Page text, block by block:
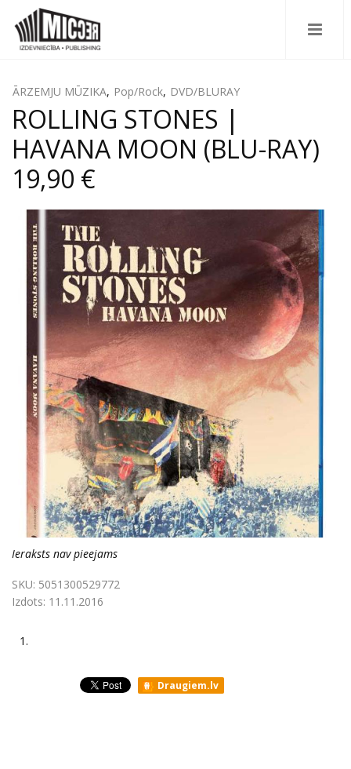
ĀRZEMJU MŪZIKA, Pop/Rock, DVD/BLURAY
ROLLING STONES |
HAVANA MOON (BLU-RAY)
19,90 €
Ieraksts nav pieejams
SKU: 5051300529772
Izdots: 11.11.2016
1.
Draugiem.lv